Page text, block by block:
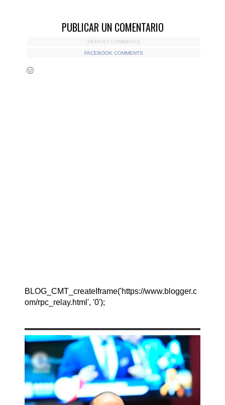
PUBLICAR UN COMENTARIO
DEFAULT COMMENTS
FACEBOOK COMMENTS
BLOG_CMT_createIframe('https://www.blogger.c
om/rpc_relay.html', '0');